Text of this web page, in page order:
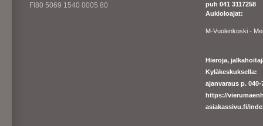
FI80 5069 1540 0005 80
puh 041 3117258
Aukioloajat:
M-Vuolenkoski -
Hieroja,
Kyläkeskuksella:
ajanvaraus p.
https://
asiakassivu.fi/